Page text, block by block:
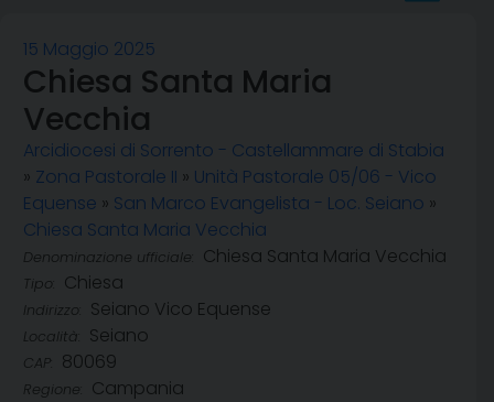
15 Maggio 2025
Chiesa Santa Maria
Vecchia
Arcidiocesi di Sorrento - Castellammare di Stabia
» Zona Pastorale II » Unità Pastorale 05/06 - Vico
Equense » San Marco Evangelista - Loc. Seiano »
Chiesa Santa Maria Vecchia
Denominazione ufficiale: Chiesa Santa Maria Vecchia
Tipo: Chiesa
Indirizzo: Seiano Vico Equense
Località: Seiano
CAP: 80069
Regione: Campania